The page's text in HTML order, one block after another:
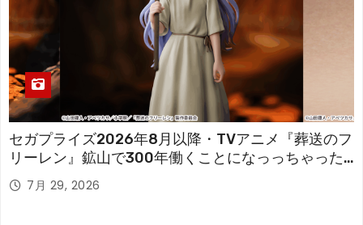
セガプライズ2026年8月以降・TVアニメ『葬送のフ
リーレン』鉱山で300年働くことになっっちゃった
「フリーレン」を立体化！
7月 29, 2026